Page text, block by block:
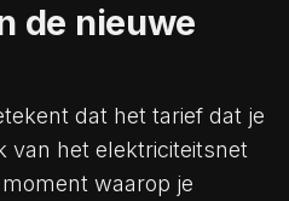
de nieuwe
dat het tarief dat je
van het elektriciteitsnet
waarop je